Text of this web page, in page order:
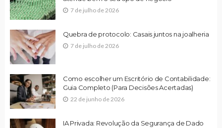
7 de julho de 2026
Quebra de protocolo: Casais juntos na joalheria
7 de julho de 2026
Como escolher um Escritório de Contabilidade:
Guia Completo (Para Decisões Acertadas)
22 de junho de 2026
IA Privada: Revolução da Segurança de Dado